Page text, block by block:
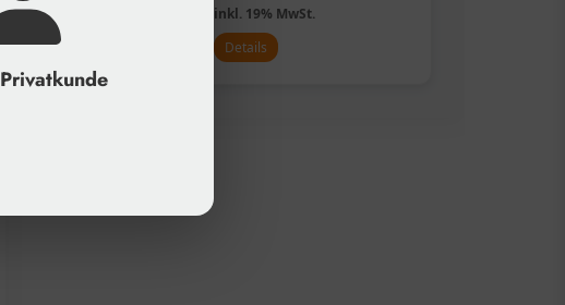
inkl. 19% MwSt.
Details
Privatkunde